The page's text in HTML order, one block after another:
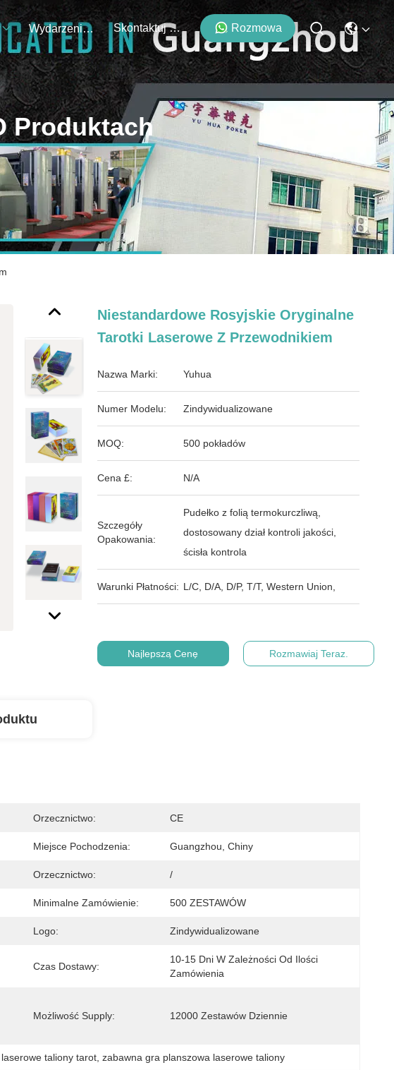
Wydarzenia Skontaktuj Się Z Nami Rozmowa
Produktach
Niestandardowe Rosyjskie Oryginalne
Tarotki Laserowe Z Przewodnikiem
Nazwa Marki: Yuhua
Numer Modelu: Zindywidualizowane
MOQ: 500 pokładów
Cena £: N/A
Szczegóły
Opakowania:
Pudełko z folią termokurczliwą,
dostosowany dział kontroli jakości,
ścisła kontrola
Warunki Płatności: L/C, D/A, D/P, T/T, Western Union,
Najlepszą Cenę Rozmawiaj Teraz.
Orzecznictwo: CE
Miejsce Pochodzenia: Guangzhou, Chiny
Orzecznictwo: /
Minimalne Zamówienie: 500 ZESTAWÓW
Logo: Zindywidualizowane
Czas Dostawy:
10-15 Dni W Zależności Od Ilości
Zamówienia
Możliwość Supply: 12000 Zestawów Dziennie
taliony tarot , zabawna gra planszowa laserowe taliony